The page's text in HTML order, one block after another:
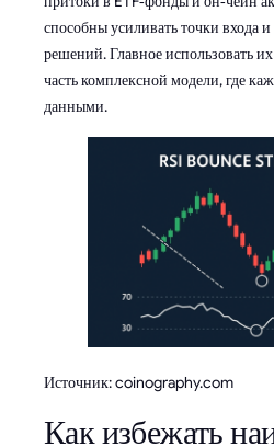
способны усиливать точки входа
решений. Главное использовать
часть комплексной модели, где
данными.
Источник: coinography.com
Как избежать